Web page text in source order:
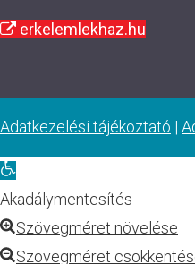
erkelemlekhaz.hu
Adatkezelési tájékoztató |
Eszköztár
megnyitása
Akadálymentesítés
Szövegméret növelése
Szövegméret